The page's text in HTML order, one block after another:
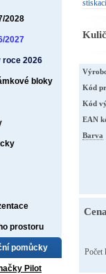
stiskací
Kód
Kód
EAN
Barva
Cena
Počet
2028
2027
roce 2026
bloky
prostoru
pomůcky
Pilot